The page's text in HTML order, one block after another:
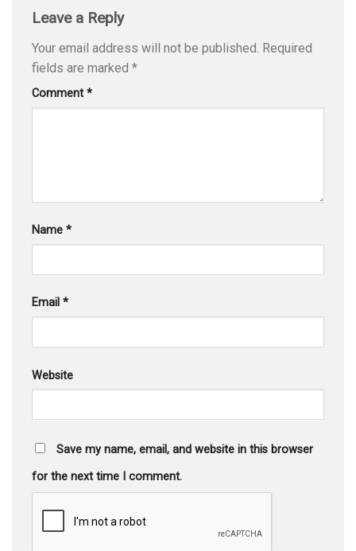
Leave a Reply
Your email address will not be published. Required
fields are marked *
Comment *
Name *
Email *
Website
Save my name, email, and website in this browser
for the next time I comment.